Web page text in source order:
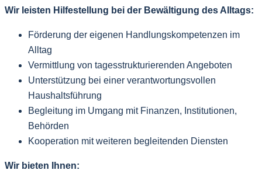
Wir leisten Hilfestellung bei der Bewältigung des Alltags:
Förderung der eigenen Handlungskompetenzen im
Alltag
Vermittlung von tagesstrukturierenden Angeboten
Unterstützung bei einer verantwortungsvollen
Haushaltsführung
Begleitung im Umgang mit Finanzen, Institutionen,
Behörden
Kooperation mit weiteren begleitenden Diensten
Wir bieten Ihnen: